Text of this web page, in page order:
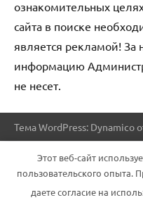
ознакомительных
сайта в поиске
является рекламой!
информацию
не несет.
Тема WordPress: Dynamico
Этот веб-сайт
пользовательского опыта.
даете согласие на